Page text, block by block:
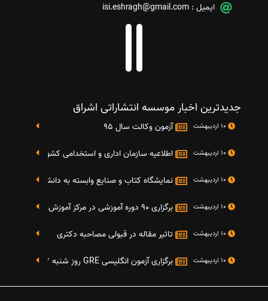
ایمیل : isi.eshragh@gmail.com
جدیدترین اخبار موسسه انتشاراتی اشراق
آزمون وکالت سال 95
اطلاعیه سازمان اداری و استخدامی کشور در خصوص
نمایشگاه کتاب و صنایع وابسته به دانشگاه صنعتی شریف 4 الی 8 مهر
برگزاری 90 دوره آموزشی در مرکز آموزش فرهنگی دانشگاه علامه
تاثیر مقاله در قبولی مصاحبه دکتری
برگزاری آزمون انگلیسی GRE روز شنبه 27 شهریور(مقارن با 17 سپتامبر 2016)